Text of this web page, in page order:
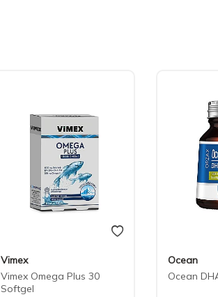
Vimex
Vimex Omega Plus 30
Softgel
Ocean
Ocean